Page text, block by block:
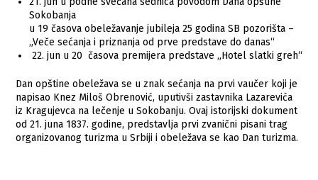
Sokobanja
u 19 časova obeležavanje jubileja 25 godina SB pozorišta –
„Veče sećanja i priznanja od prve predstave do danas“
22. jun u 20 časova premijera predstave „Hotel slatki greh“
Dan opštine obeležava se u znak sećanja na prvi vaučer koji je
napisao Knez Miloš Obrenović, uputivši zastavnika Lazarevića
iz Kragujevca na lečenje u Sokobanju. Ovaj istorijski dokument
od 21. juna 1837. godine, predstavlja prvi zvanični pisani trag
organizovanog turizma u Srbiji i obeležava se kao Dan turizma.